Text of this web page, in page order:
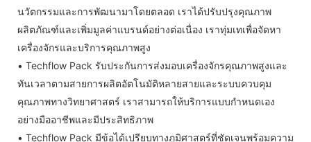
นวัตกรรมและการพัฒนามาโดยตลอด เราได้ปรับปรุงคุณภาพ
ผลิตภัณฑ์และเพิ่มมูลค่าแบรนด์อย่างต่อเนื่อง เราทุ่มเทเพื่อจัดหา
เครื่องจักรและบริการคุณภาพสูง
• Techflow Pack รับประกันการส่งมอบเครื่องจักรคุณภาพสูงและ
ทันเวลาตามสายการผลิตอัตโนมัติหลายสายและระบบควบคุม
คุณภาพทางวิทยาศาสตร์ เราสามารถให้บริการแบบกำหนดเอง
อย่างมืออาชีพและมีประสิทธิภาพ
• Techflow Pack มีข้อได้เปรียบทางภูมิศาสตร์ที่ชัดเจนพร้อมความ